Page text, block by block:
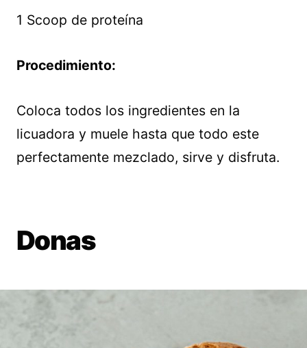
1 Scoop de proteína
Procedimiento:
Coloca todos los ingredientes en la
licuadora y muele hasta que todo este
perfectamente mezclado, sirve y disfruta.
Donas